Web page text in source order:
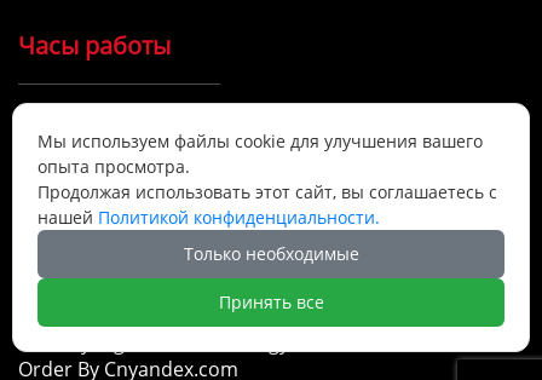
Часы работы
Мы предоставляем качественные услуги.
Позвоните нам сегодня
@Shenyang Smile Technology Co., Ltd.
Order By Cnyandex.com
Мы используем файлы cookie для улучшения вашего
опыта просмотра.
Продолжая использовать этот сайт, вы соглашаетесь с
нашей Политикой конфиденциальности.
Только необходимые
Принять все